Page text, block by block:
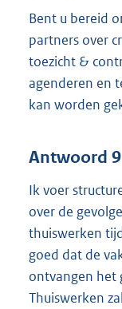
Bent u bereid
partners over
toezicht &
agenderen en
kan worden
Antwoord 9
Ik voer
over de
thuiswerken
goed dat de
ontvangen het
Thuiswerken